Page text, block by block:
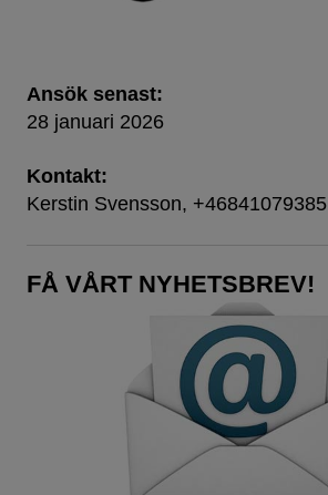
Ansök senast:
28 januari 2026
Kontakt:
Kerstin Svensson, +46841079385
FÅ VÅRT NYHETSBREV!